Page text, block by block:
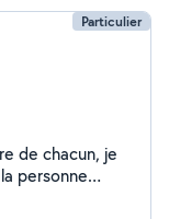
Particulier
de chacun, je